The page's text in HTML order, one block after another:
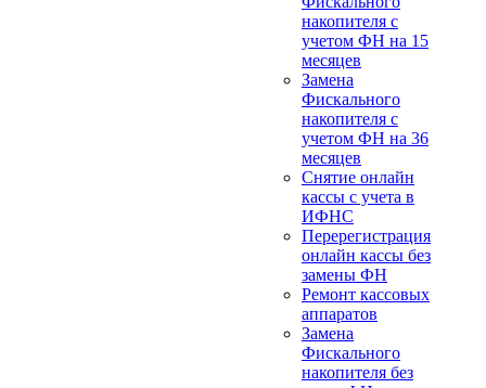
накопителя с
учетом ФН на 15
месяцев
Замена
Фискального
накопителя с
учетом ФН на 36
месяцев
Снятие онлайн
кассы с учета в
ИФНС
Перерегистрация
онлайн кассы без
замены ФН
Ремонт кассовых
аппаратов
Замена
Фискального
накопителя без